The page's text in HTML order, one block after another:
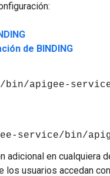
de BINDING
apigee-service
service/bin/
adicional en cualquiera
usuarios accedan